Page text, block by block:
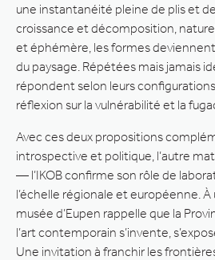
une instantanéité pleine de plis et
croissance et décomposition,
et éphémère, les formes
du paysage. Répétées mais jamais
répondent selon leurs
réflexion sur la vulnérabilité et la
Avec ces deux propositions
introspective et politique, l’autre
— l’IKOB confirme son rôle de
l’échelle régionale et européenne.
musée d’Eupen rappelle que la
l’art contemporain s’invente,
Une invitation à franchir les